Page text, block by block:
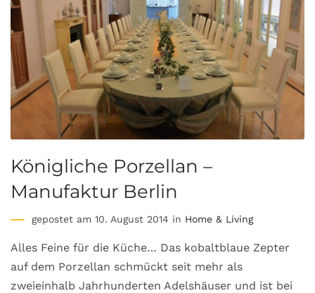
Königliche Porzellan –
Manufaktur Berlin
gepostet am 10. August 2014 in Home & Living
Alles Feine für die Küche… Das kobaltblaue Zepter
auf dem Porzellan schmückt seit mehr als
zweieinhalb Jahrhunderten Adelshäuser und ist bei